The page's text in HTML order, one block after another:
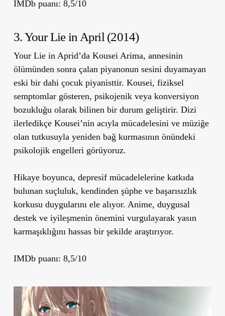
IMDb puanı: 8,5/10
3. Your Lie in April (2014)
Your Lie in Aprid’da Kousei Arima, annesinin
ölümünden sonra çalan piyanonun sesini duyamayan
eski bir dahi çocuk piyanisttir. Kousei, fiziksel
semptomlar gösteren, psikojenik veya konversiyon
bozukluğu olarak bilinen bir durum geliştirir. Dizi
ilerledikçe Kousei’nin acıyla mücadelesini ve müziğe
olan tutkusuyla yeniden bağ kurmasının önündeki
psikolojik engelleri görüyoruz.
Hikaye boyunca, depresif mücadelelerine katkıda
bulunan suçluluk, kendinden şüphe ve başarısızlık
korkusu duygularını ele alıyor. Anime, duygusal
destek ve iyileşmenin önemini vurgulayarak yasın
karmaşıklığını hassas bir şekilde araştırıyor.
IMDb puanı: 8,5/10